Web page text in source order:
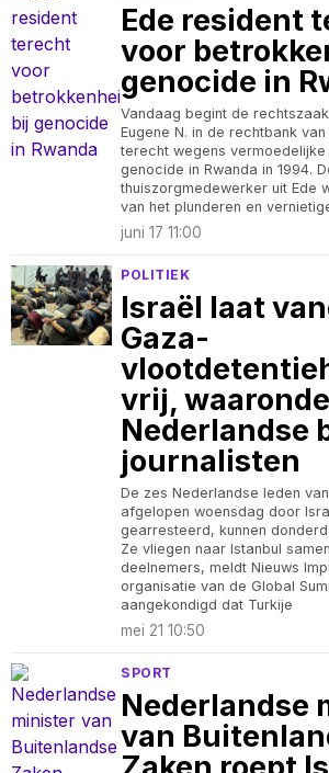
Ede resident
voor
genocide in
Vandaag begint de
Eugene N. in de rechtbank
terecht wegens
genocide in Rwanda in 1994.
thuiszorgmedewerker uit Ede
van het plunderen en
juni 17 11:00
POLITIEK
Israël laat
Gaza-
vrij,
Nederlandse
journalisten
De zes Nederlandse leden
afgelopen woensdag door
gearresteerd, kunnen
Ze vliegen naar Istanbul
deelnemers, meldt Nieuws
organisatie van de Global
aangekondigd dat Turkije
mei 21 10:50
SPORT
Nederlandse
van